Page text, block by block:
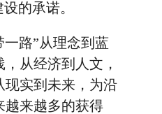
的承诺。
路”从理念到蓝
从经济到人文，
现实到未来，为沿
越来越多的获得